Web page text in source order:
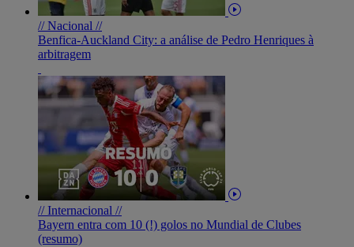
// Nacional //
Benfica-Auckland City: a análise de Pedro Henriques à
arbitragem
// Internacional //
Bayern entra com 10 (!) golos no Mundial de Clubes
(resumo)